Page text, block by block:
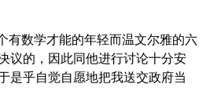
有数学才能的年轻而温文尔雅的六
议的，因此同他进行讨论十分安
是乎自觉自愿地把我送交政府当